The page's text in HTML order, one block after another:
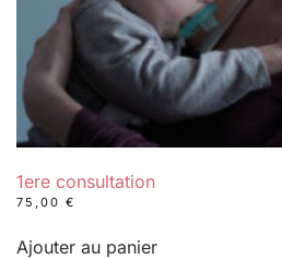
1ere consultation
75,00 €
Ajouter au panier